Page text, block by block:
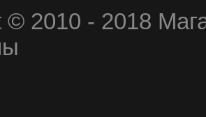
© 2010 - 2018